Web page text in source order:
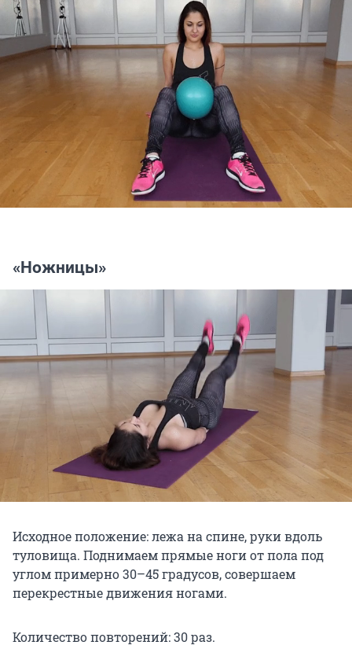
«Ножницы»
Исходное положение: лежа на спине, руки вдоль
туловища. Поднимаем прямые ноги от пола под
углом примерно 30–45 градусов, совершаем
перекрестные движения ногами.
Количество повторений: 30 раз.